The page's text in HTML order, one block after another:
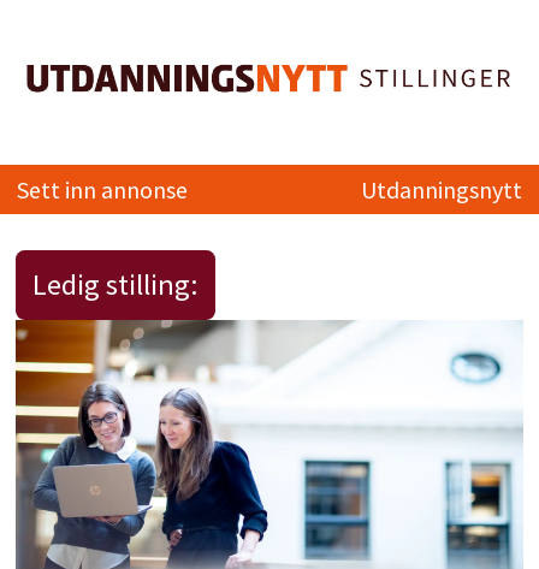
Sett inn annonse Utdanningsnytt
Ledig stilling: